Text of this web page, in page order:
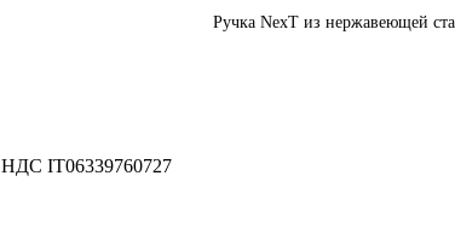
Ручка NexT из нержавеющей
НДС IT06339760727